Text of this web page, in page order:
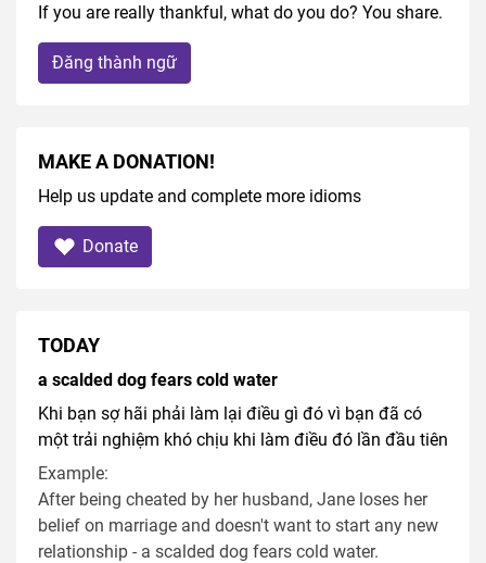
If you are really thankful, what do you do? You share.
Đăng thành ngữ
MAKE A DONATION!
Help us update and complete more idioms
Donate
TODAY
a scalded dog fears cold water
Khi bạn sợ hãi phải làm lại điều gì đó vì bạn đã có
một trải nghiệm khó chịu khi làm điều đó lần đầu tiên
Example:
After being cheated by her husband, Jane loses her
belief on marriage and doesn't want to start any new
relationship - a scalded dog fears cold water.